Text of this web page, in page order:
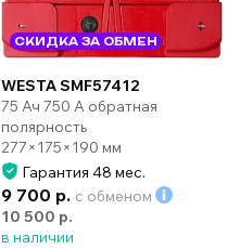
СКИДКА ЗА ОБМЕН
WESTA SMF57412
75 Ач 750 А обратная
полярность
277×175×190 мм
Гарантия 48 мес.
9 700 р. с обменом
10 500 р.
в наличии